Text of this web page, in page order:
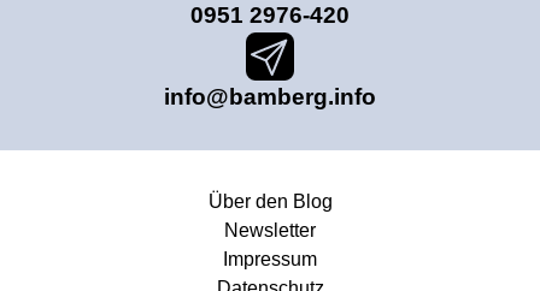
0951 2976-420
info@bamberg.info
Über den Blog
Newsletter
Impressum